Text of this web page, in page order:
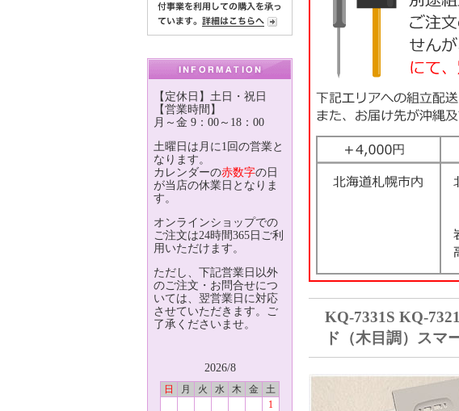
【定休日】土日・祝日
【営業時間】
月～金 9：00～18：00
土曜日は月に1回の営業と
なります。
カレンダーの赤数字の日
が当店の休業日となりま
す。
オンラインショップでの
ご注文は24時間365日ご利
用いただけます。
ただし、下記営業日以外
のご注文・お問合せにつ
いては、翌営業日に対応
させていただきます。ご
了承くださいませ。
2026/8
日 月 火 水 木 金
土
1
KQ-7331S KQ-
ド（木目調）スマ